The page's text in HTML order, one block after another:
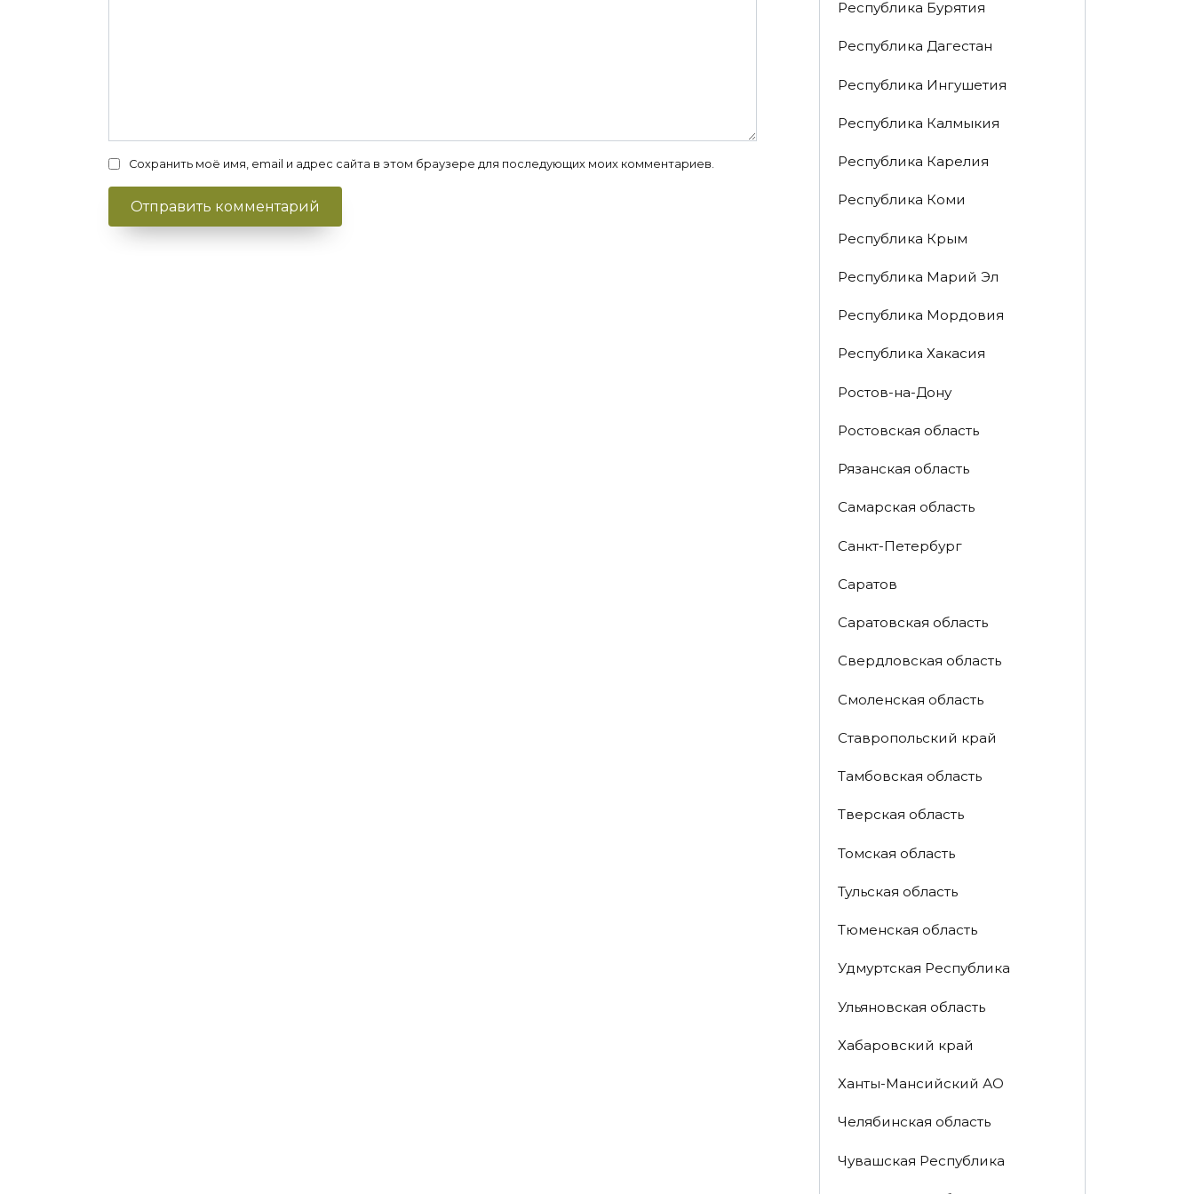
Сохранить моё имя, email и адрес сайта в этом браузере для последующих моих комментариев.
Республика Бурятия
Республика Дагестан
Республика Ингушетия
Республика Калмыкия
Республика Карелия
Республика Коми
Республика Крым
Республика Марий Эл
Республика Мордовия
Республика Хакасия
Ростов-на-Дону
Ростовская область
Рязанская область
Самарская область
Санкт-Петербург
Саратов
Саратовская область
Свердловская область
Смоленская область
Ставропольский край
Тамбовская область
Тверская область
Томская область
Тульская область
Тюменская область
Удмуртская Республика
Ульяновская область
Хабаровский край
Ханты-Мансийский АО
Челябинская область
Чувашская Республика